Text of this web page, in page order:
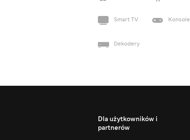
Smart TV Konsole
Dekodery
Dla użytkowników i
partnerów